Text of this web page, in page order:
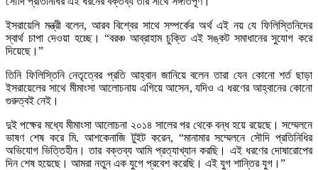
ইসরায়েলি মন্ত্রী বলেন, আরব বিশ্বের সাথে সম্পর্কের অর্থ এই নয় যে ফিলিস্তিনিদের
স্বার্থ চাপা দেওয়া হচ্ছে। “বরঞ্চ আব্রাহাম চুক্তি এই সঙ্কট সমাধানের সুযোগ করে
দিয়েছে।”
তিনি ফিলিস্তিনি নেতৃত্বের প্রতি আহ্বান জানিয়ে বলেন তারা যেন কোনো শর্ত ছাড়া
ইসরায়েলের সাথে মীমাংসা আলোচনায় এগিয়ে আসেন, যদিও এ ধরণের আহ্বানের কোনো
গুরুত্বই নেই।
দুই পক্ষের মধ্যে মীমাংসা আলোচনা ২০১৪ সালের পর থেকে বন্ধ হয়ে রয়েছে। সম্মেলনে
ভাষণ শেষ করে মি. আশকেনাজি টুইট করেন, “মানামার সম্মেলনে সৌদি প্রতিনিধির
অভিযোগ ভিত্তিহীন। তার বক্তব্য আমি প্রত্যাখ্যান করছি। এই ধরণের দোষারোপের
দিন শেষ হয়েছে। আমরা নতুন এক যুগে প্রবেশ করেছি। এই যুগ শান্তির যুগ।”